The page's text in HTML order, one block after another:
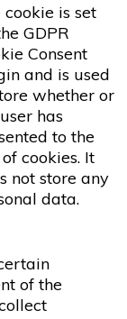
cookie is set
GDPR
Consent
and is used
whether or
has
to the
cookies. It
not store any
data.
of the